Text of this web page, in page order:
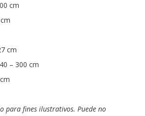
cm
cm
– 300 cm
para fines ilustrativos. Puede no